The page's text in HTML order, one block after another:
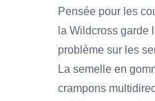
Pensée pour les
la Wildcross garde
problème sur les
La semelle en
crampons